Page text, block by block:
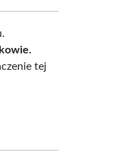
tej